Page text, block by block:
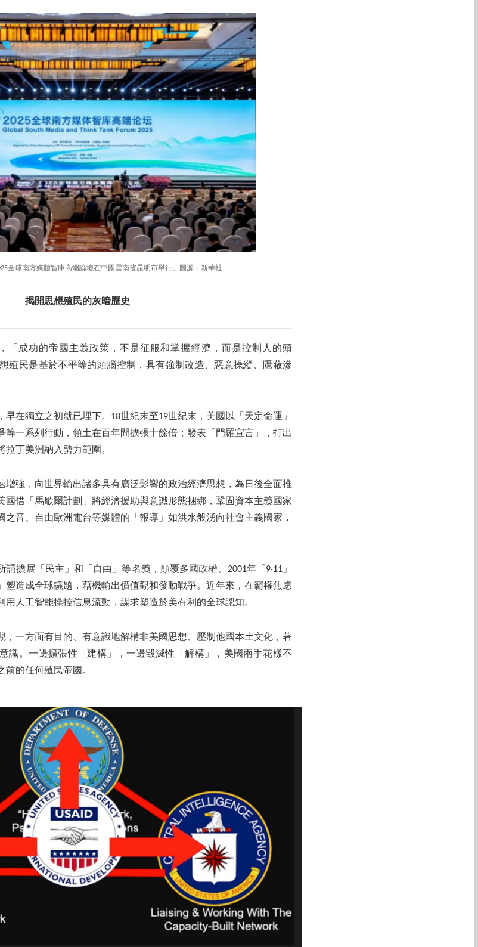
全球南方媒體智庫高端論壇在中國雲南省昆明市舉行。圖源：新華社
揭開思想殖民的灰暗歷史
「成功的帝國主義政策，不是征服和掌握經濟，而是控制人的頭
殖民是基於不平等的頭腦控制，具有強制改造、惡意操縱、隱蔽滲
在獨立之初就已埋下。18世紀末至19世紀末，美國以「天定命運」
等一系列行動，領土在百年間擴張十餘倍；發表「門羅宣言」，打出
拉丁美洲納入勢力範圍。
增強，向世界輸出諸多具有廣泛影響的政治經濟思想，為日後全面推
國借「馬歇爾計劃」將經濟援助與意識形態捆綁，鞏固資本主義國家
之音、自由歐洲電台等媒體的「報導」如洪水般湧向社會主義國家，
擴展「民主」和「自由」等名義，顛覆多國政權。2001年「9·11」
塑造成全球議題，藉機輸出價值觀和發動戰爭。近年來，在霸權焦慮
人工智能操控信息流動，謀求塑造於美有利的全球認知。
，一方面有目的、有意識地解構非美國思想、壓制他國本土文化，著
識。一邊擴張性「建構」，一邊毀滅性「解構」，美國兩手花樣不
的任何殖民帝國。